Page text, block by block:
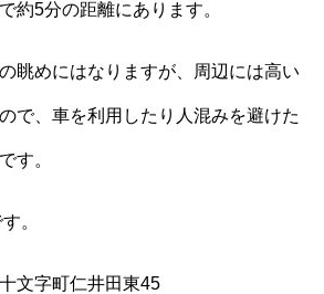
約5分の距離にあります。
眺めにはなりますが、周辺には高い
で、車を利用したり人混みを避けた
す。
。
文字町仁井田東45